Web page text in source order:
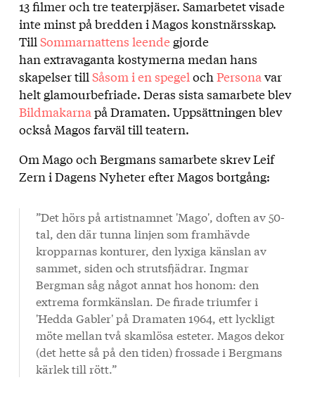
13 filmer och tre teaterpjäser. Samarbetet visade
inte minst på bredden i Magos konstnärsskap.
TillSommarnattens leendegjorde
han extravaganta kostymerna medan hans
skapelser tillSåsom i en spegelochPersonavar
helt glamourbefriade. Deras sista samarbete blev
Bildmakarnapå Dramaten. Uppsättningen blev
också Magos farväl till teatern.
Om Mago och Bergmans samarbete skrev Leif
Zern i Dagens Nyheter efter Magos bortgång:
”Det hörs på artistnamnet 'Mago', doften av 50-
tal, den där tunna linjen som framhävde
kropparnas konturer, den lyxiga känslan av
sammet, siden och strutsfjädrar. Ingmar
Bergman såg något annat hos honom: den
extrema formkänslan. De firade triumfer i
'Hedda Gabler' på Dramaten 1964, ett lyckligt
möte mellan två skamlösa esteter. Magos dekor
(det hette så på den tiden) frossade i Bergmans
kärlek till rött.”